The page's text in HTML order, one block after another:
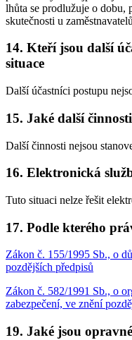
lhůta se prodlužuje o dobu,
skutečnosti u
14. Kteří jsou další
situace
Další účastníci postupu
15. Jaké další
Další činnosti nejsou
16. Elektronická
Tuto situaci nelze řešit
17. Podle kterého
Zákon č. 155/1995 Sb., o
pozdějších předpisů
Zákon č. 582/1991 Sb., o
zabezpečení, ve znění
19. Jaké jsou